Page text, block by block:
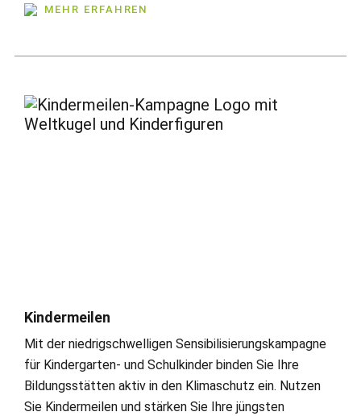
MEHR ERFAHREN
Kindermeilen
Mit der niedrigschwelligen Sensibilisierungskampagne
für Kindergarten- und Schulkinder binden Sie Ihre
Bildungsstätten aktiv in den Klimaschutz ein. Nutzen
Sie Kindermeilen und stärken Sie Ihre jüngsten